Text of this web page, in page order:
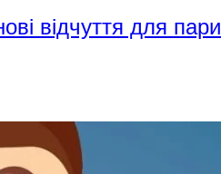
відчуття для пари